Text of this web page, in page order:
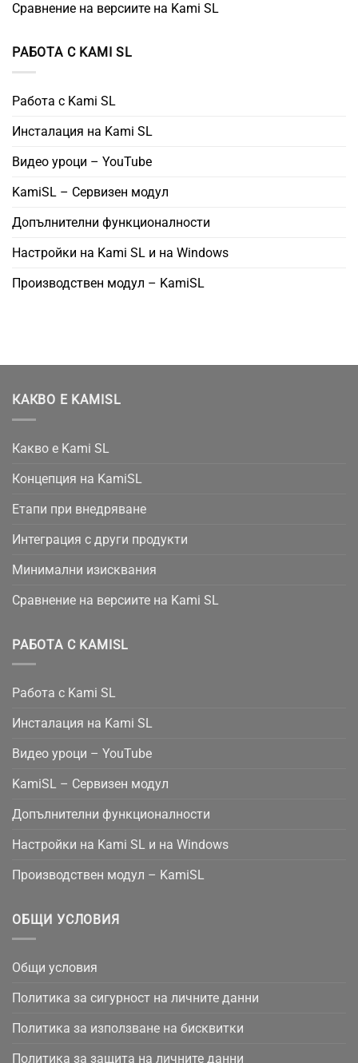
Сравнение на версиите на Kami SL
РАБОТА С KAMI SL
Работа с Kami SL
Инсталация на Kami SL
Видео уроци – YouTube
KamiSL – Сервизен модул
Допълнителни функционалности
Настройки на Kami SL и на Windows
Производствен модул – KamiSL
КАКВО Е KAMISL
Какво е Kami SL
Концепция на KamiSL
Етапи при внедряване
Интеграция с други продукти
Минимални изисквания
Сравнение на версиите на Kami SL
РАБОТА С KAMISL
Работа с Kami SL
Инсталация на Kami SL
Видео уроци – YouTube
KamiSL – Сервизен модул
Допълнителни функционалности
Настройки на Kami SL и на Windows
Производствен модул – KamiSL
ОБЩИ УСЛОВИЯ
Общи условия
Политика за сигурност на личните данни
Политика за използване на бисквитки
Политика за защита на личните данни